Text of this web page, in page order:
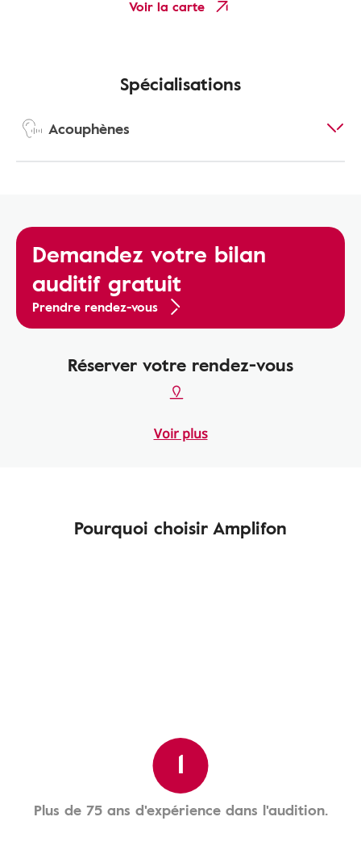
Voir la carte
Spécialisations
Acouphènes
Demandez votre bilan
auditif gratuit
Prendre rendez-vous
Réserver votre rendez-vous
Voir plus
Pourquoi choisir Amplifon
1
Plus de 75 ans d'expérience dans l'audition.